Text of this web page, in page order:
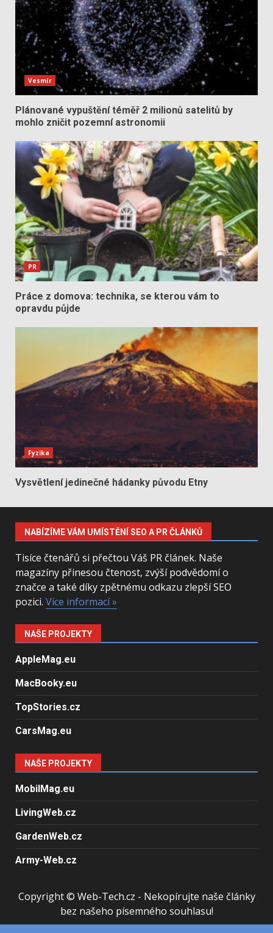
Vesmír
Plánované vypuštění téměř 2 milionů satelitů by
mohlo zničit pozemní astronomii
PR
Práce z domova: technika, se kterou vám to
opravdu půjde
Fyzika
Vysvětlení jedinečné hádanky původu Etny
NABÍZÍME VÁM UMÍSTĚNÍ SEO A PR ČLÁNKŮ
Tisíce čtenářů si přečtou Váš PR článek. Naše
magazíny přinesou čtenost, zvýší podvědomí o
značce a také díky zpětnému odkazu zlepší SEO
pozici. Více informací »
NAŠE PROJEKTY
AppleMag.eu
MacBooky.eu
TopStories.cz
CarsMag.eu
NAŠE PROJEKTY
MobilMag.eu
LivingWeb.cz
GardenWeb.cz
Army-Web.cz
Copyright © Web-Tech.cz - Nekopírujte naše články
bez našeho písemného souhlasu!